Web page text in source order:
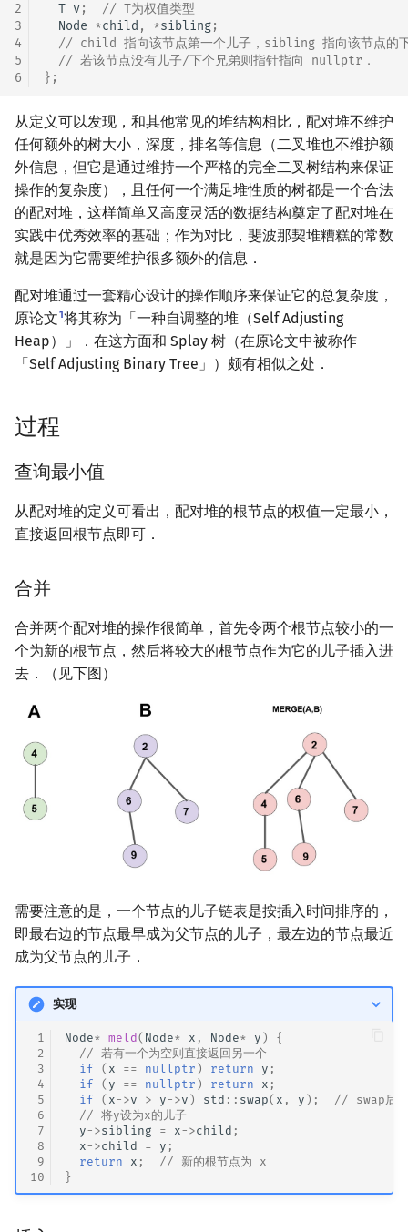
Lyndon 分解
Main–Lorentz 算法 数论分块
莫比乌斯反演
杜教筛
Powerful Number 筛
洲阁筛
类欧几里德算法
序理论
杨氏矩阵
Berlekamp–Massey 算法
平面图
弦图
网络流
图的匹配
Prüfer 序列
LGV 引理
最大团搜索算法
2
3
4
5
6
T v;
// T为权值类型
Node *child , *sibling;
// child 指向该节点第一个儿子，sibling 指向该节点的
// 若该节点没有儿子/下个兄弟则指针指向 nullptr．
};
从定义可以发现，和其他常见的堆结构相比，配对堆不维护
任何额外的树大小，深度，排名等信息（二叉堆也不维护额
外信息，但它是通过维持一个严格的完全二叉树结构来保证
操作的复杂度），且任何一个满足堆性质的树都是一个合法
的配对堆，这样简单又高度灵活的数据结构奠定了配对堆在
实践中优秀效率的基础；作为对比，斐波那契堆糟糕的常数
就是因为它需要维护很多额外的信息．
配对堆通过一套精心设计的操作顺序来保证它的总复杂度，
原论文1将其称为「一种自调整的堆（Self Adjusting
Heap）」．在这方面和 Splay 树（在原论文中被称作
「Self Adjusting Binary Tree」）颇有相似之处．
过程
查询最小值
从配对堆的定义可看出，配对堆的根节点的权值一定最小，
直接返回根节点即可．
合并
合并两个配对堆的操作很简单，首先令两个根节点较小的一
个为新的根节点，然后将较大的根节点作为它的儿子插入进
去．（见下图）
需要注意的是，一个节点的儿子链表是按插入时间排序的，
即最右边的节点最早成为父节点的儿子，最左边的节点最近
成为父节点的儿子．
实现
1
2
3
4
5
6
7
8
9
10
Node* meld( Node* x , Node* y )
{
// 若有一个为空则直接返回另一个
if
( x == nullptr ) return y ;
if
( y == nullptr ) return x ;
if
( x->v > y->v ) std :: swap( x , y );
// swap后x
// 将y设为x的儿子
y->sibling = x->child ;
x->child = y ;
return
x ;
// 新的根节点为 x
}